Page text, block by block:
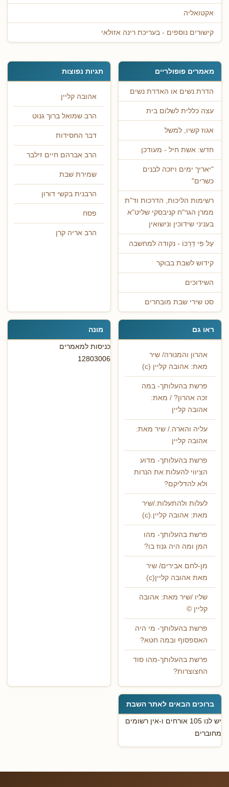
אקטואליה
קישורים נוספים - בעריכת רינה אזולאי
מאמרים פופולריים
הדרת נשים או האדרת נשים
עצה כללית לשלום בית
אגוז קשיו, למשל
חדש: אשת חיל - מעודכן
"יאריך ימים ויזכה לבנים
כשרים"
רשימות הליכות, הדרכות וד"ת
ממרן הגר"ח קניבסקי שליט"א
בעניני שידוכין ונישואין
עַל פִּי דַרְכּוֹ - נקודה למחשבה
קידוש לשבת בבוקר
השידוכים
סט שירי שבת מובחרים
תגיות נפוצות
אהובה קליין
הרב שמואל ברוך גנוט
דבר החסידות
הרב אברהם חיים זילבר
שמירת שבת
הרבנית בקשי דורון
פסח
הרב אריה קרן
ראו גם
אהרון והמנורה/ שיר
מאת: אהובה קליין (c)
פרשת בהעלותך- במה
זכה אהרון? / מאת:
אהובה קליין
עליה והארה./ שיר מאת:
אהובה קליין
פרשת בהעלותך- מדוע
הציווי להעלות את הנרות
ולא להדליקם?
לעלות ולהתעלות./שיר
מאת: אהובה קליין.(c)
פרשת בהעלותך- מהו
המן ומה היה גנוז בו?
מן-לחם אבירים/ שיר
מאת אהובה קליין(c)
שליו /שיר מאת: אהובה
קליין ©
פרשת בהעלותך- מי היה
האספסוף ובמה חטא?
פרשת בהעלותך-מהו סוד
החצוצרות?
מונה
כניסות למאמרים
12803006
ברוכים הבאים לאתר השבת
יש לנו 105 אורחים ו-אין רשומים
מחוברים